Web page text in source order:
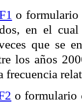
o formulario
en el
que se
los años
frecuencia
o formulario